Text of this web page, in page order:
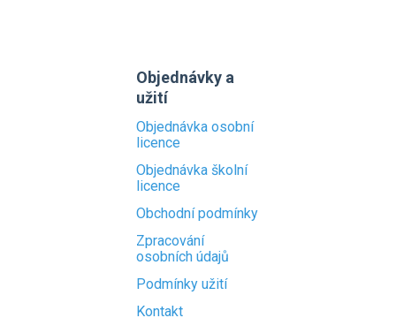
Objednávky a
užití
Objednávka osobní
licence
Objednávka školní
licence
Obchodní podmínky
Zpracování
osobních údajů
Podmínky užití
Kontakt